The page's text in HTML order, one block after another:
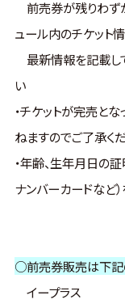
前売券が残りわず
ュール内のチケット
最新情報を記載し
い
・チケットが完売と
ねますのでご了承く
・年齢、生年月日の
ナンバーカードなど
○前売券販売は下記
イープラス 9